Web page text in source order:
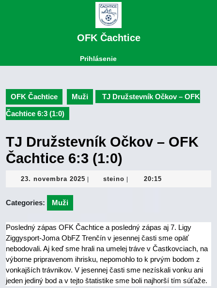
OFK Čachtice
PrihlásenieLogin
Button
OFK Čachtice Muži TJ Družstevník Očkov – OFK
Čachtice 6:3 (1:0)
TJ Družstevník Očkov – OFK
Čachtice 6:3 (1:0)
23. novembra 2025 23.
steino steino20:15
Categories: Muži
Posledný zápas OFK Čachtice a posledný zápas aj 7. Ligy
Ziggysport-Joma ObFZ Trenčín v jesennej časti sme opäť
nebodovali. Aj keď sme hrali na umelej tráve v Častkovciach, na
výborne pripravenom ihrisku, nepomohlo to k prvým bodom z
vonkajších trávnikov. V jesennej časti sme nezískali vonku ani
jeden jediný bod a v tejto štatistike sme boli najhorší tím súťaže.